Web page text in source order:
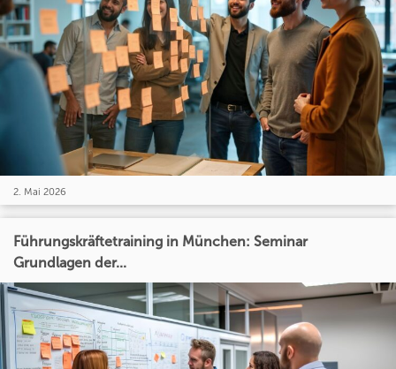
2. Mai 2026
Führungskräftetraining in München: Seminar
Grundlagen der...